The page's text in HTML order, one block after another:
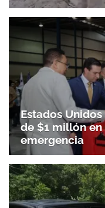
Estados
de $1 millón
emergencia